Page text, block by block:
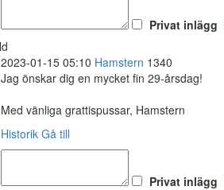
Privat inlägg
2023-01-15 05:10 Hamstern 1340
Jag önskar dig en mycket fin 29-årsdag!
Med vänliga grattispussar, Hamstern
Historik Gå till
Privat inlägg